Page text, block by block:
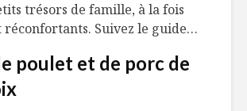
trésors de famille, à la fois
réconfortants. Suivez le guide…
poulet et de porc de
Bouchées de
tartelettes au
Du tartare en tube
!